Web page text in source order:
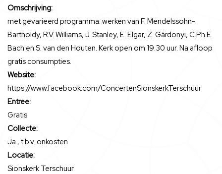
Omschrijving:
met gevarieerd programma: werken van F. Mendelssohn-
Bartholdy, R.V. Williams, J. Stanley, E. Elgar, Z. Gárdonyi, C.Ph.E.
Bach en S. van den Houten. Kerk open om 19.30 uur. Na afloop
gratis consumpties.
Website:
https://www.facebook.com/ConcertenSionskerkTerschuur
Entree:
Gratis
Collecte:
Ja , t.b.v. onkosten
Locatie:
Sionskerk Terschuur